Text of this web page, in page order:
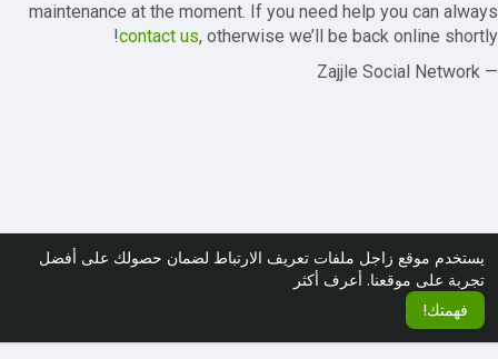
يستخدم موقع زاجل ملفات تعريف الارتباط لضمان حصولك على أفضل
تجربة على موقعنا. أعرف أكثر
فهمتك!
maintenance at the moment. If you need help you can always
contact us, otherwise we’ll be back online shortly!
— Zajjle Social Network